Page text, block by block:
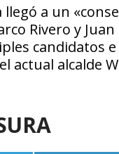
a un
Rivero y Juan
candidatos
actual alcalde